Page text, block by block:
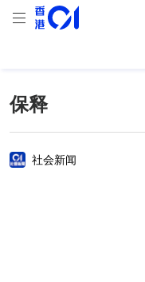
保释
社会新闻